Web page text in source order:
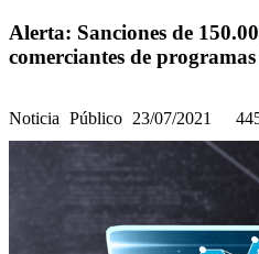
Alerta: Sanciones de
comerciantes de
Noticia Público 23/07/2021